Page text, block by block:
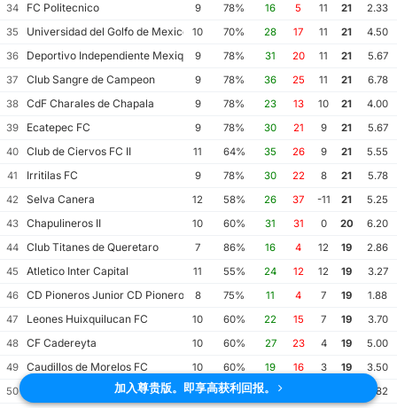
34
FC Politecnico 9 78% 16 5 11 21
2.33
35
Universidad del Golfo de Mexico FC
10 70% 28 17 11 21
4.50
36
Deportivo Independiente Mexiquense
9 78% 31 20 11 21
5.67
37
Club Sangre de Campeon 9 78% 36 25 11 21
6.78
38
CdF Charales de Chapala 9 78% 23 13 10 21
4.00
39
Ecatepec FC 9 78% 30 21 9 21
5.67
40
Club de Ciervos FC II 11 64% 35 26 9 21
5.55
41
Irritilas FC 9 78% 30 22 8 21
5.78
42
Selva Canera 12 58% 26 37 -11 21
5.25
43
Chapulineros II 10 60% 31 31 0 20
6.20
44
Club Titanes de Queretaro 7 86% 16 4 12 19
2.86
45
Atletico Inter Capital 11 55% 24 12 12 19
3.27
46
CD Pioneros Junior CD Pioneros de Cancun II
8 75% 11 4 7 19
1.88
47
Leones Huixquilucan FC 10 60% 22 15 7 19
3.70
48
CF Cadereyta 10 60% 27 23 4 19
5.00
49
Caudillos de Morelos FC 10 60% 19 16 3 19
3.50
50
11 55% 40 5.82
加入尊贵版。即享高获利回报。